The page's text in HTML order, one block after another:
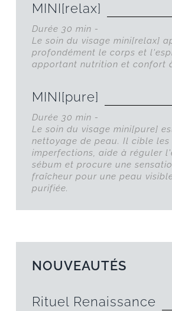
MINI[relax]
Durée 30 min -
Le soin du visage mini[relax]
profondément le corps et
apportant nutrition et confort
MINI[pure]
Durée 30 min -
Le soin du visage mini[pure]
nettoyage de peau. Il cible les
imperfections, aide à réguler
sébum et procure une
fraîcheur pour une peau
purifiée.
NOUVEAUTÉS
Rituel Renaissance